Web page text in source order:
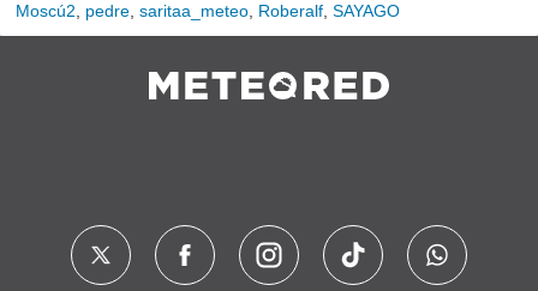
Moscú2 pedre saritaa_meteo Roberalf SAYAGO